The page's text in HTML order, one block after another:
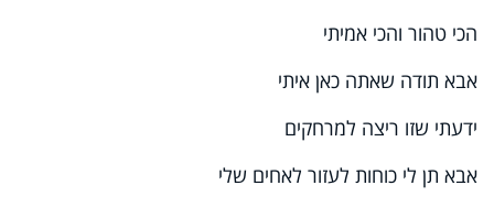
הכי טהור והכי אמיתי
אבא תודה שאתה כאן איתי
ידעתי שזו ריצה למרחקים
אבא תן לי כוחות לעזור לאחים שלי